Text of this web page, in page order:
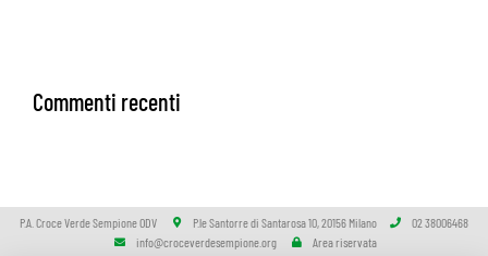
Commenti recenti
P.A. Croce Verde Sempione ODV P.le Santorre di Santarosa 10, 20156 Milano
02 38006468
info@croceverdesempione.org
Area riservata